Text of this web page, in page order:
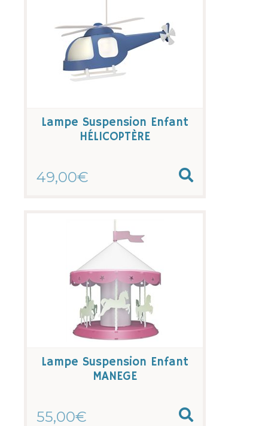
Lampe Suspension Enfant
HÉLICOPTÈRE
49,00€
Lampe Suspension Enfant
MANEGE
55,00€